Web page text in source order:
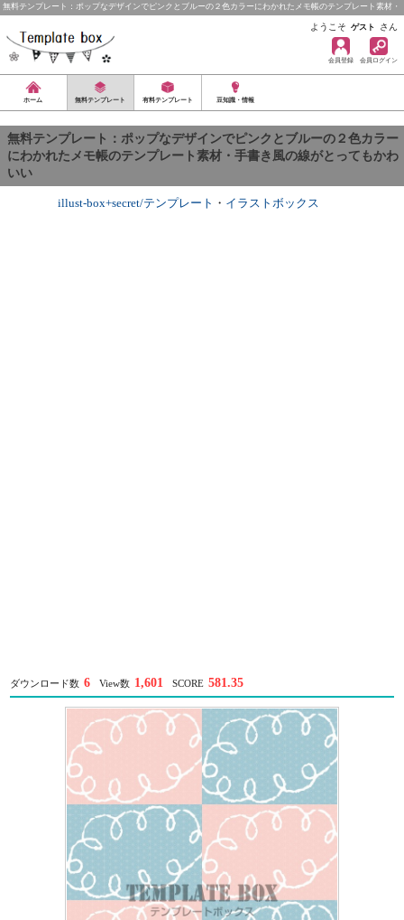
無料テンプレート：ポップなデザインでピンクとブルーの２色カラーにわかれたメモ帳のテンプレート素材・
…
ようこそ ゲスト さん
会員登録 会員ログイン
ホーム 無料テンプレート 有料テンプレート 豆知識・情報
無料テンプレート：ポップなデザインでピンクとブルーの２色カラー
にわかれたメモ帳のテンプレート素材・手書き風の線がとってもかわ
いい
illust-box+secret/テンプレート ・ イラストボックス
ダウンロード数 6 View数 1,601 SCORE 581.35